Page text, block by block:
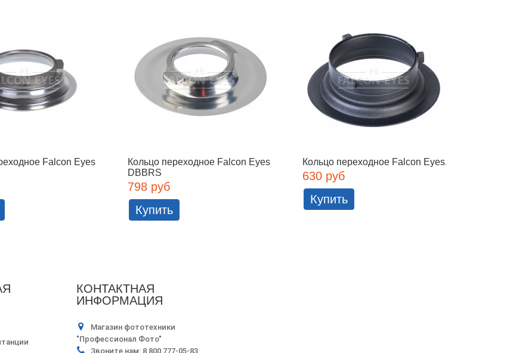
Falcon Eyes
Кольцо переходное Falcon Eyes
DBBRS
798 руб
Купить
Кольцо переходное Falcon Eyes...
630 руб
Купить
КОНТАКТНАЯ
ИНФОРМАЦИЯ
Магазин фототехники
"Профессионал Фото"
Звоните нам: 8 800 777-05-83